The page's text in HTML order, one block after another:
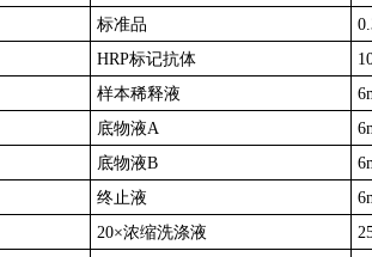
标准品
HRP标记抗体
样本稀释液
底物液A
底物液B
终止液
20×浓缩洗涤液